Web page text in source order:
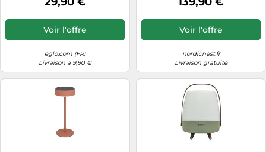
Voir l'offre
eglo.com (FR)
Livraison à 9,90 €
Voir l'offre
nordicnest.fr
Livraison gratuite